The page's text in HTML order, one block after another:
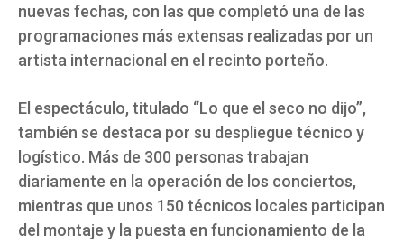
nuevas fechas, con las que completó una de las
programaciones más extensas realizadas por un
artista internacional en el recinto porteño.
El espectáculo, titulado “Lo que el seco no dijo”,
también se destaca por su despliegue técnico y
logístico. Más de 300 personas trabajan
diariamente en la operación de los conciertos,
mientras que unos 150 técnicos locales participan
del montaje y la puesta en funcionamiento de la